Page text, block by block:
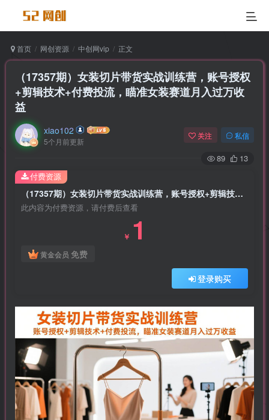
首页 网创资源 中创网vip 正文
（17357期）女装切片带货实战训练营，账号授权
+剪辑技术+付费投流，瞄准女装赛道月入过万收
益
xiao102
5个月前更新
关注 私信
89 13
（17357期）女装切片带货实战训练营，账号授权+剪辑技术+付费投流，瞄准女装赛道月入过万收益
此内容为付费资源，请付费后查看
￥ 1
黄金会员 免费
登录购买
付费资源